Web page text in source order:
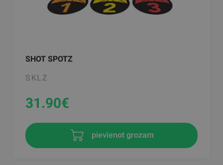
SHOT SPOTZ
SKLZ
31.90€
pievienot grozam